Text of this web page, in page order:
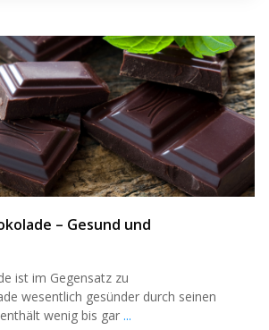
– Gesund und
ist im Gegensatz zu
wesentlich gesünder durch seinen
wenig bis gar ...